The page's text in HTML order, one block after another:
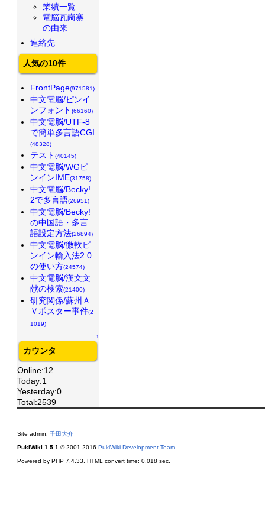
業績一覧
電脳瓦崗寨
の由来
連絡先
人気の10件
FrontPage(971581)
中文電脳/ピンイ
ンフォント (66160)
中文電脳/UTF-8
で簡単多言語CGI
(48328)
テスト (40145)
中文電脳/WGピ
ンインIME(31758)
中文電脳/Becky!
2で多言語(26951)
中文電脳/Becky!
の中国語・多言
語設定方法(26894)
中文電脳/微軟ピ
ンイン輸入法2.0
の使い方(24574)
中文電脳/漢文文
献の検索(21400)
研究関係/蘇州Ａ
Ｖポスター事件(2
1019)
↑
カウンタ
Online:12
Today:1
Yesterday:0
Total:2539
Site admin: 千田大介
PukiWiki 1.5.1 © 2001-2016 PukiWiki Development Team
Powered by PHP 7.4.33. HTML convert time: 0.018 sec.